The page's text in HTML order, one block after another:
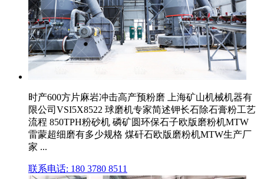
时产600方片麻岩冲击高产预粉磨 上海矿山机械机器有
限公司VSI5X8522 球磨机专家简述钾长石除石膏粉工艺
流程 850TPH粉砂机 磷矿圆环保石子欧版磨粉机MTW
雷蒙超细磨有多少规格 煤矸石欧版磨粉机MTW生产厂
家 ...
联系电话: 180 3780 8511